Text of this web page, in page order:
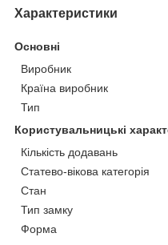
Характеристики
Основні
Виробник
Країна виробник
Тип
Користувальницькі
Кількість додавань
Статево-вікова категорія
Стан
Тип замку
Форма